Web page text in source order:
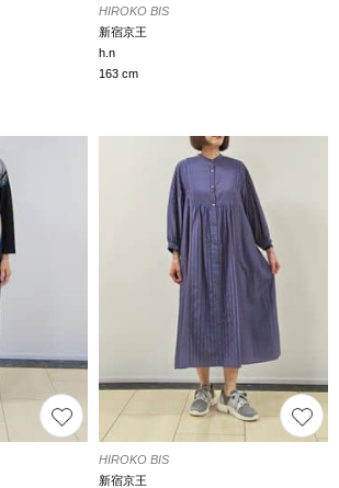
HIROKO BIS
新宿京王
h.n
163 cm
HIROKO BIS
新宿京王